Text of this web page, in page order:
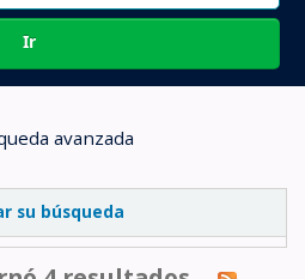
Ir
avanzada
su búsqueda